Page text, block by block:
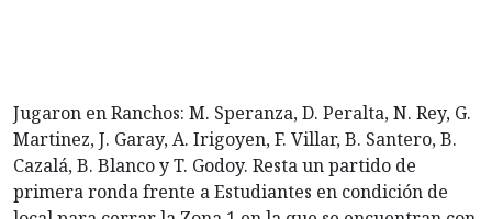
Jugaron en Ranchos: M. Speranza, D. Peralta, N. Rey, G.
Martinez, J. Garay, A. Irigoyen, F. Villar, B. Santero, B.
Cazalá, B. Blanco y T. Godoy. Resta un partido de
primera ronda frente a Estudiantes en condición de